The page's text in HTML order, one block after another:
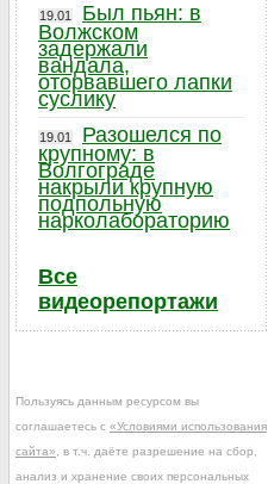
19.01
Был пьян: в
Волжском
задержали
вандала,
оторвавшего лапки
суслику
19.01
Разошелся по
крупному: в
Волгограде
накрыли крупную
подпольную
нарколабораторию
Все
видеорепортажи
Пользуясь данным ресурсом вы
соглашаетесь с «Условиями использования
сайта» , в т.ч. даёте разрешение на сбор,
анализ и хранение своих персональных